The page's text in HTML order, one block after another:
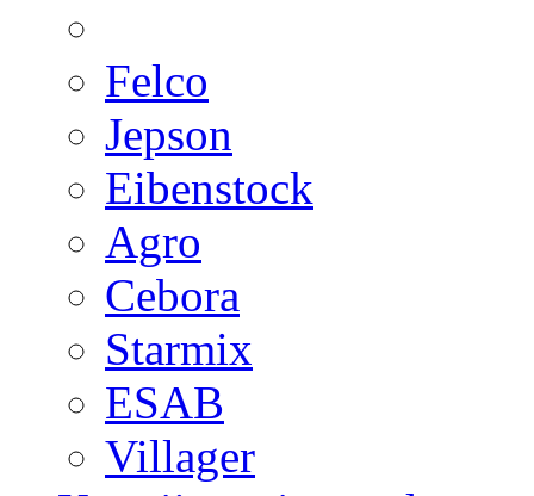
Felco
Jepson
Eibenstock
Agro
Cebora
Starmix
ESAB
Villager